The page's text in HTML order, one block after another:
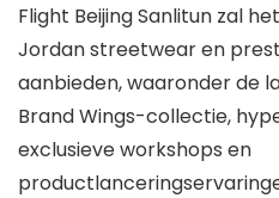
Flight Beijing Sanlitun zal
Jordan streetwear en
aanbieden, waaronder de
Brand Wings-collectie,
exclusieve workshops en